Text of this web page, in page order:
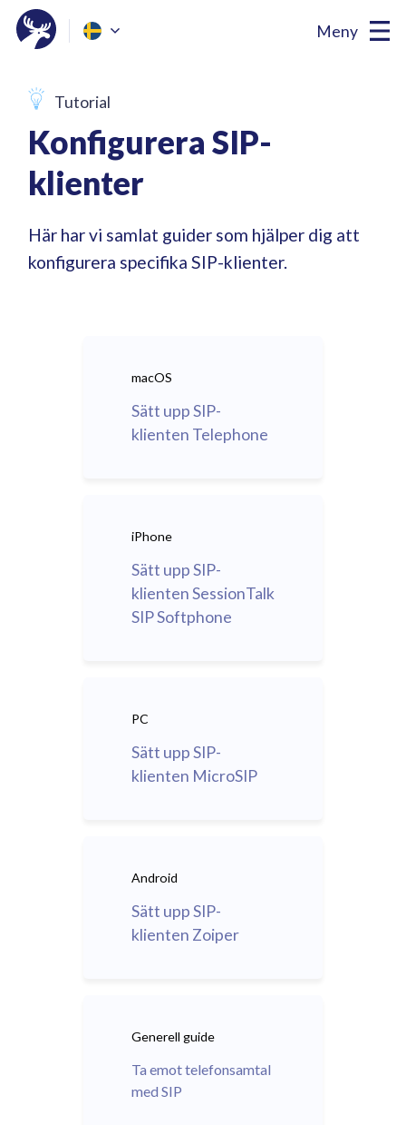
Meny
Tutorial
Konfigurera SIP-
klienter
Här har vi samlat guider som hjälper dig att
konfigurera specifika SIP-klienter.
macOS
Sätt upp SIP-
klienten Telephone
iPhone
Sätt upp SIP-
klienten SessionTalk
SIP Softphone
PC
Sätt upp SIP-
klienten MicroSIP
Android
Sätt upp SIP-
klienten Zoiper
Generell guide
Ta emot telefonsamtal
med SIP